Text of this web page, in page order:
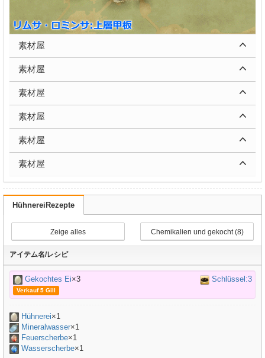
素材屋
素材屋
素材屋
素材屋
素材屋
素材屋
HühnereiRezepte
Zeige alles Chemikalien und gekocht (8)
アイテム名/レシピ
Gekochtes Ei×3 Schlüssel:3
Verkauf 5 Gill
Hühnerei×1
Mineralwasser×1
Feuerscherbe×1
Wasserscherbe×1